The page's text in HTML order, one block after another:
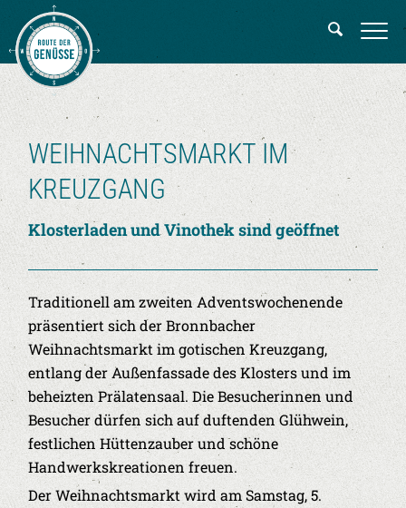
WEIHNACHTSMARKT IM
KREUZGANG
Klosterladen und Vinothek sind geöffnet
Traditionell am zweiten Adventswochenende
präsentiert sich der Bronnbacher
Weihnachtsmarkt im gotischen Kreuzgang,
entlang der Außenfassade des Klosters und im
beheizten Prälatensaal. Die Besucherinnen und
Besucher dürfen sich auf duftenden Glühwein,
festlichen Hüttenzauber und schöne
Handwerkskreationen freuen.
Der Weihnachtsmarkt wird am Samstag, 5.